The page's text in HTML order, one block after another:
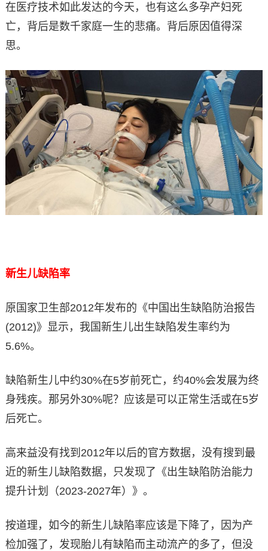
在医疗技术如此发达的今天，也有这么多孕产妇死
亡，背后是数千家庭一生的悲痛。背后原因值得深
思。
新生儿缺陷率
原国家卫生部2012年发布的《中国出生缺陷防治报告
(2012)》显示，我国新生儿出生缺陷发生率约为
5.6%。
缺陷新生儿中约30%在5岁前死亡，约40%会发展为终
身残疾。那另外30%呢？应该是可以正常生活或在5岁
后死亡。
高来益没有找到2012年以后的官方数据，没有搜到最
近的新生儿缺陷数据，只发现了《出生缺陷防治能力
提升计划（2023-2027年）》。
按道理，如今的新生儿缺陷率应该是下降了，因为产
检加强了，发现胎儿有缺陷而主动流产的多了，但没